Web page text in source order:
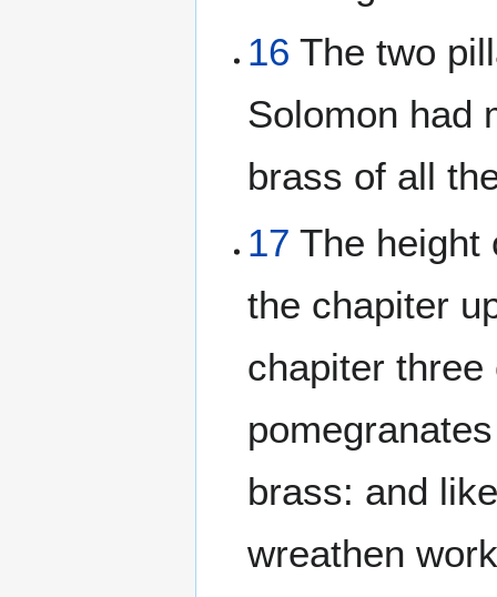
16 The two
Solomon had
brass of all
17 The height
the chapiter
chapiter
brass: and
wreathen